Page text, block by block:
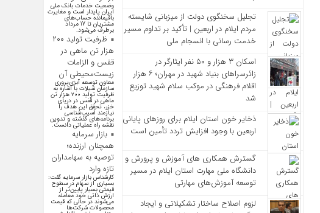
تجلیل سخنگوی دولت از میزبانی شایسته
مردم ایلام در اربعین | تأکید بر تداوم مسیر
خدمت‌ رسانی با انسجام ملی
اسکان ۳ هزار و ۵۰ نفر ایثارگر در
زائرسراهای بنیاد شهید در مهران؛ ۶ هزار
اقلام فرهنگی در موکب سلام شهید توزیع
شد
ذخایر خون استان ایلام برای روزهای پایانی
اربعین با وجود افزایش تردد تأمین است
گسترش همکاری‌ های آموزش و پرورش و
دانشگاه ملی مهارت استان ایلام در مسیر
توسعه آموزش‌های مهارتی
لزوم اصلاح ساختار تشکیلاتی و ایجاد
وضعیت خدمات بانک ملی
ایران پایدار است و مغایرت‌
باقیمانده حساب‌های
مشتریان تا 17 مرداد
برطرف می‌شود.
ظرفیت تولید ۲۰۰
هزار تن ماهی در
قفس و الزامات
زیست‌محیطی آن
معاون توسعه آبزی‌پروری
سازمان شیلات با اشاره به
ظرفیت تولید ۲۰۰ هزار تن
ماهی در قفس در دریای
خزر، تحقق این هدف را
نیازمند آسیب‌شناسی
برنامه‌های گذشته و تدوین
نقشه راه عملیاتی دانست.
بازار سرمایه
همچنان ارزنده؛
توصیه به سهامداران
تازه وارد
کارشناس بازار سرمایه گفت:
بسیاری از سهام در سطوح
قیمتی بسیار پایین‌تر از
ارزش ذاتی خود معامله
می‌شوند در حالی که قیمت
محصولات شرکت‌ها